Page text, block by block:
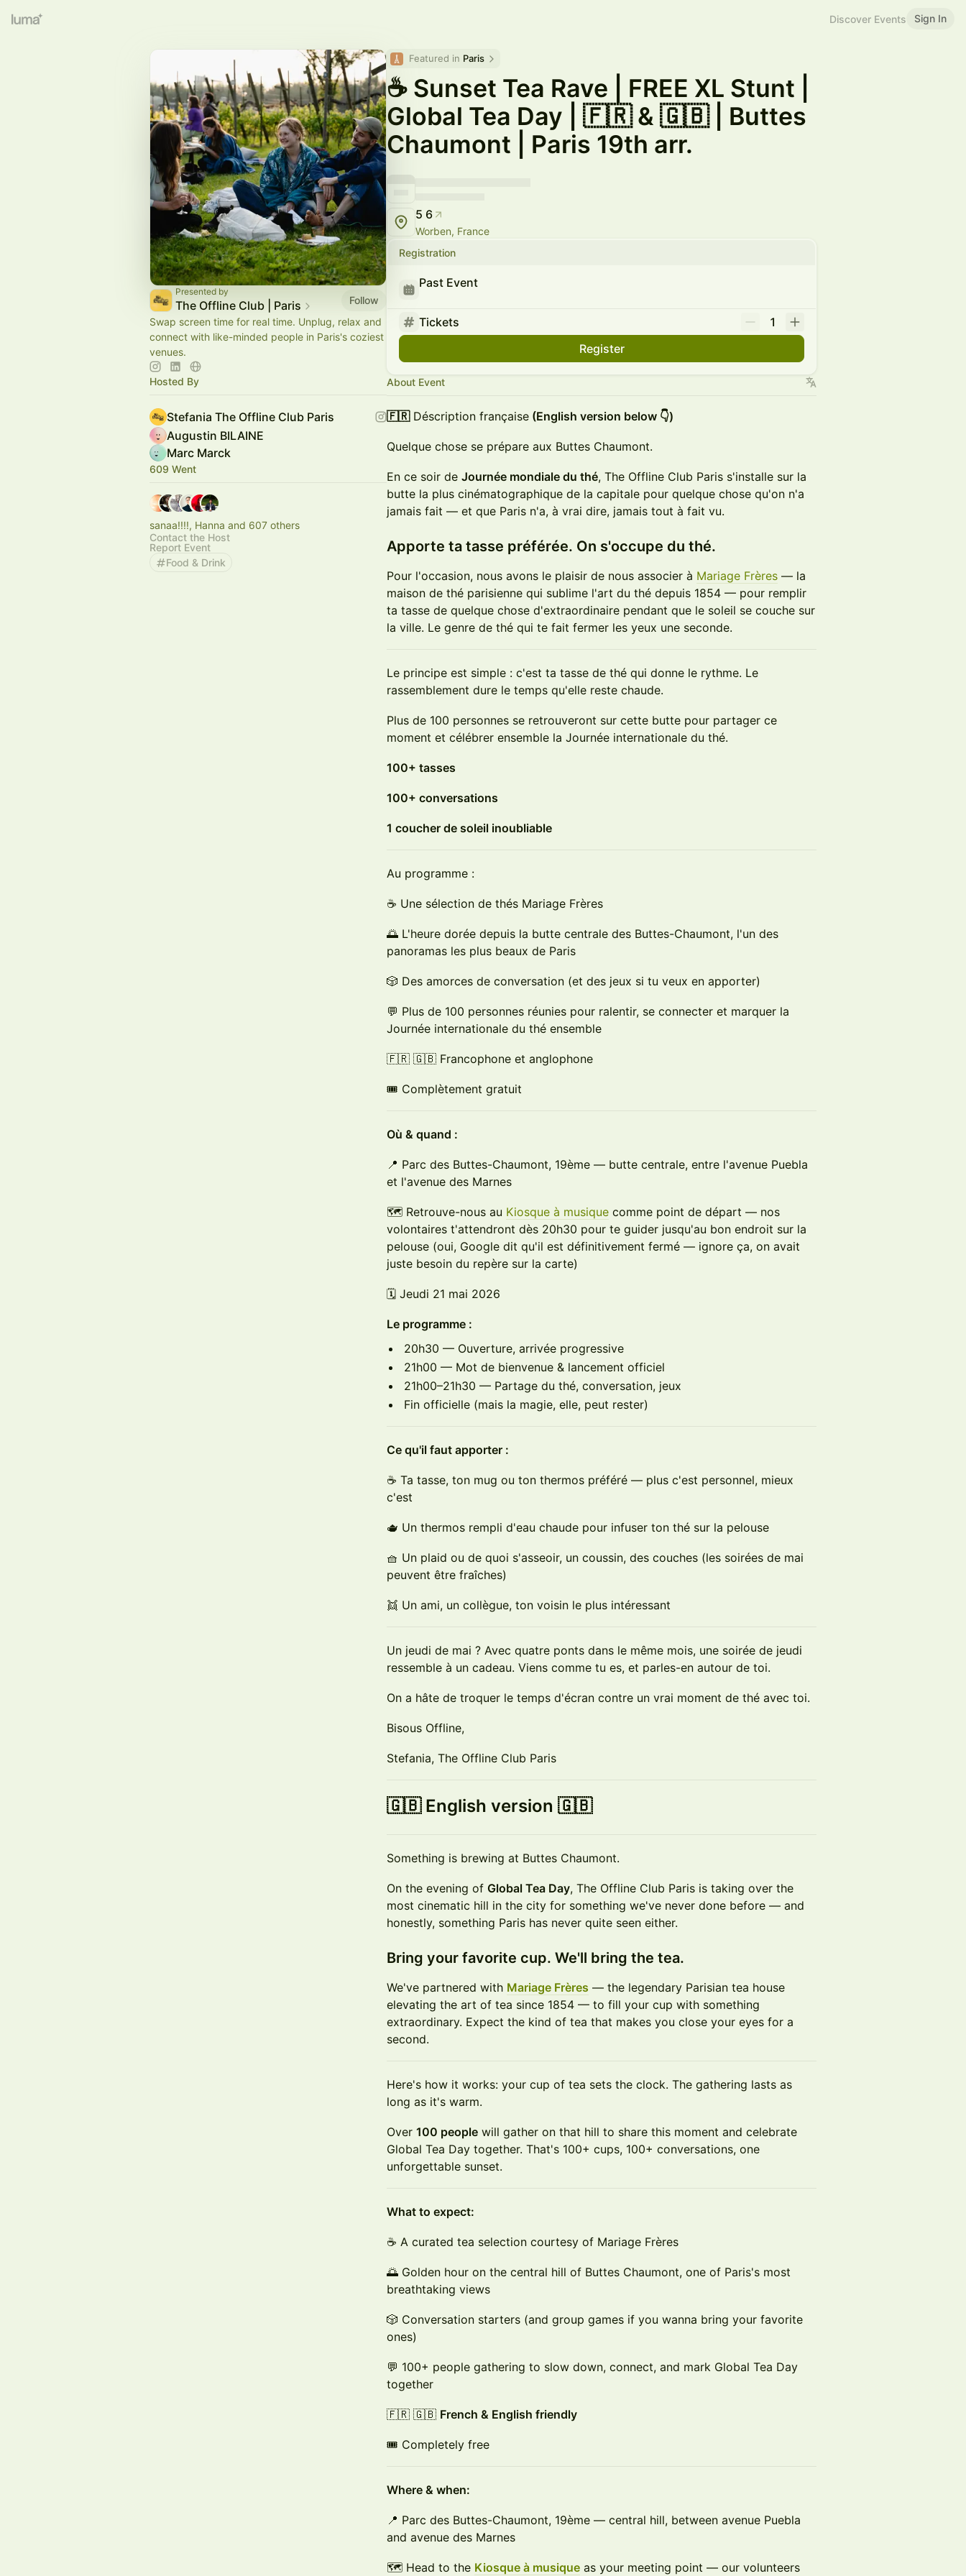
Discover Events Sign In
Presented by
The Offline Club | Paris
Follow
Swap screen time for real time. Unplug, relax and
connect with like-minded people in Paris's coziest
venues.
Hosted By
Stefania The Offline Club Paris
Augustin BILAINE
Marc Marck
609 Went
sanaa!!!!, Hanna and 607 others
Contact the Host
Report Event
Food & Drink
Featured in Paris
☕ Sunset Tea Rave | FREE XL Stunt |
Global Tea Day | 🇫🇷 & 🇬🇧 | Buttes
Chaumont | Paris 19th arr.
5 6
Worben, France
Registration
Past Event
Tickets
1
Register
About Event
🇫🇷Déscription française (English version below 👇)
Quelque chose se prépare aux Buttes Chaumont.
En ce soir de Journée mondiale du thé, The Offline Club Paris s'installe sur la
butte la plus cinématographique de la capitale pour quelque chose qu'on n'a
jamais fait — et que Paris n'a, à vrai dire, jamais tout à fait vu.
Apporte ta tasse préférée. On s'occupe du thé.
Pour l'occasion, nous avons le plaisir de nous associer à Mariage Frères — la
maison de thé parisienne qui sublime l'art du thé depuis 1854 — pour remplir
ta tasse de quelque chose d'extraordinaire pendant que le soleil se couche sur
la ville. Le genre de thé qui te fait fermer les yeux une seconde.
Le principe est simple : c'est ta tasse de thé qui donne le rythme. Le
rassemblement dure le temps qu'elle reste chaude.
Plus de 100 personnes se retrouveront sur cette butte pour partager ce
moment et célébrer ensemble la Journée internationale du thé.
100+ tasses
100+ conversations
1 coucher de soleil inoubliable
Au programme :
☕ Une sélection de thés Mariage Frères
🌅 L'heure dorée depuis la butte centrale des Buttes-Chaumont, l'un des
panoramas les plus beaux de Paris
🎲 Des amorces de conversation (et des jeux si tu veux en apporter)
💬 Plus de 100 personnes réunies pour ralentir, se connecter et marquer la
Journée internationale du thé ensemble
🇫🇷 🇬🇧 Francophone et anglophone
🎟 Complètement gratuit
Où & quand :
📍 Parc des Buttes-Chaumont, 19ème — butte centrale, entre l'avenue Puebla
et l'avenue des Marnes
🗺 Retrouve-nous au Kiosque à musique comme point de départ — nos
volontaires t'attendront dès 20h30 pour te guider jusqu'au bon endroit sur la
pelouse (oui, Google dit qu'il est définitivement fermé — ignore ça, on avait
juste besoin du repère sur la carte)
🗓 Jeudi 21 mai 2026
Le programme :
20h30 — Ouverture, arrivée progressive
21h00 — Mot de bienvenue & lancement officiel
21h00–21h30 — Partage du thé, conversation, jeux
Fin officielle (mais la magie, elle, peut rester)
Ce qu'il faut apporter :
☕ Ta tasse, ton mug ou ton thermos préféré — plus c'est personnel, mieux
c'est
🫖 Un thermos rempli d'eau chaude pour infuser ton thé sur la pelouse
🧺 Un plaid ou de quoi s'asseoir, un coussin, des couches (les soirées de mai
peuvent être fraîches)
👯 Un ami, un collègue, ton voisin le plus intéressant
Un jeudi de mai ? Avec quatre ponts dans le même mois, une soirée de jeudi
ressemble à un cadeau. Viens comme tu es, et parles-en autour de toi.
On a hâte de troquer le temps d'écran contre un vrai moment de thé avec toi.
Bisous Offline,
Stefania, The Offline Club Paris
🇬🇧 English version 🇬🇧
Something is brewing at Buttes Chaumont.
On the evening of Global Tea Day, The Offline Club Paris is taking over the
most cinematic hill in the city for something we've never done before — and
honestly, something Paris has never quite seen either.
Bring your favorite cup. We'll bring the tea.
We've partnered with Mariage Frères — the legendary Parisian tea house
elevating the art of tea since 1854 — to fill your cup with something
extraordinary. Expect the kind of tea that makes you close your eyes for a
second.
Here's how it works: your cup of tea sets the clock. The gathering lasts as
long as it's warm.
Over 100 people will gather on that hill to share this moment and celebrate
Global Tea Day together. That's 100+ cups, 100+ conversations, one
unforgettable sunset.
What to expect:
☕ A curated tea selection courtesy of Mariage Frères
🌅 Golden hour on the central hill of Buttes Chaumont, one of Paris's most
breathtaking views
🎲 Conversation starters (and group games if you wanna bring your favorite
ones)
💬 100+ people gathering to slow down, connect, and mark Global Tea Day
together
🇫🇷 🇬🇧 French & English friendly
🎟 Completely free
Where & when:
📍 Parc des Buttes-Chaumont, 19ème — central hill, between avenue Puebla
and avenue des Marnes
🗺 Head to the Kiosque à musique as your meeting point — our volunteers